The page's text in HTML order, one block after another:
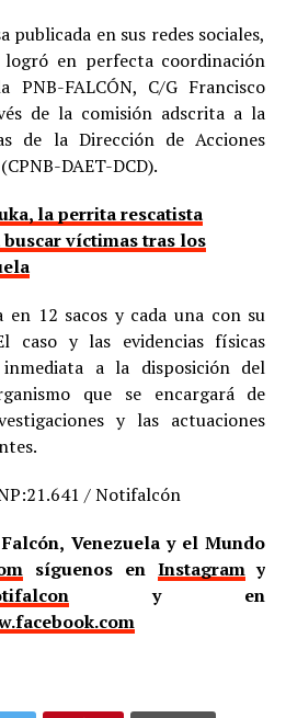
publicada en sus redes sociales,
en perfecta coordinación
FALCÓN, C/G Francisco
de la comisión adscrita a la
de la Dirección de Acciones
DAET-DCD).
la perrita rescatista
buscar víctimas tras los
en 12 sacos y cada una con su
caso y las evidencias físicas
a la disposición del
que se encargará de
y las actuaciones
/ Notifalcón
Venezuela y el Mundo
síguenos en Instagramy
y en